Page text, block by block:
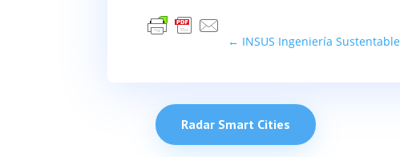
← INSUS Ingeniería Sustentable
Radar Smart Cities